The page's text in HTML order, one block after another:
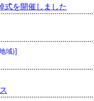
を開催しました
域)]